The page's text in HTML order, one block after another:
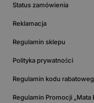
Status zamówienia
Reklamacja
Regulamin sklepu
Polityka prywatności
Regulamin kodu
Regulamin Promocji „Mata